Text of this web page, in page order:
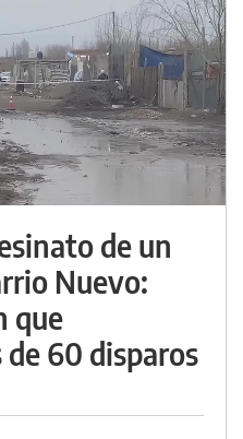
de un
Nuevo:
que
de 60 disparos